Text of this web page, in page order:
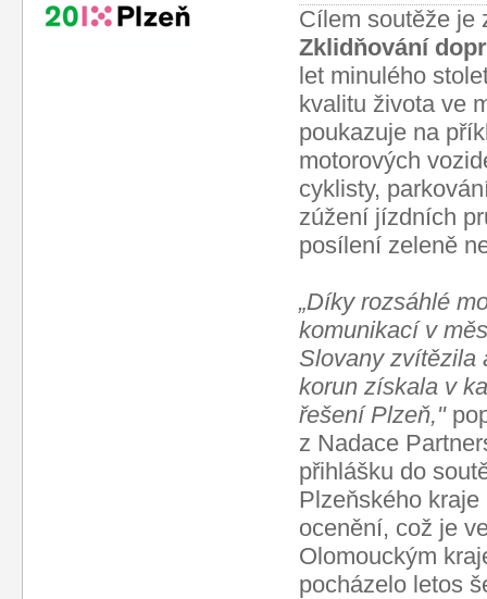
Cílem soutěže je
Zklidňování
let minulého
kvalitu života ve
poukazuje na
motorových
cyklisty,
zúžení jízdních
posílení zeleně
„Díky rozsáhlé
komunikací v
Slovany zvítězila
korun získala v
řešení Plzeň,"
z Nadace
přihlášku do
Plzeňského
ocenění, což je
Olomouckým
pocházelo letos